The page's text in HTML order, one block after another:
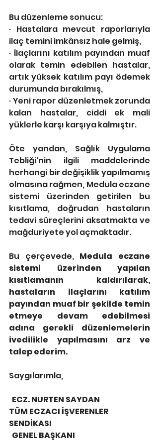
Bu düzenleme sonucu:
· Hastalara mevcut raporlarıyla
ilaç temini imkânsız hale gelmiş,
· İlaçlarını katılım payından muaf
olarak temin edebilen hastalar,
artık yüksek katılım payı ödemek
durumunda bırakılmış,
· Yeni rapor düzenletmek zorunda
kalan hastalar, ciddi ek mali
yüklerle karşı karşıya kalmıştır.
Öte yandan, Sağlık Uygulama
Tebliği'nin ilgili maddelerinde
herhangi bir değişiklik yapılmamış
olmasına rağmen, Medula eczane
sistemi üzerinden getirilen bu
kısıtlama, doğrudan hastaların
tedavi süreçlerini aksatmakta ve
mağduriyete yol açmaktadır.
Bu çerçevede, Medula eczane
sistemi üzerinden yapılan
kısıtlamanın kaldırılarak,
hastaların ilaçlarını katılım
payından muaf bir şekilde temin
etmeye devam edebilmesi
adına gerekli düzenlemelerin
ivedilikle yapılmasını arz ve
talep ederim.
Saygılarımla,
ECZ. NURTEN SAYDAN
TÜM ECZACI İŞVERENLER
SENDİKASI
GENEL BAŞKANI